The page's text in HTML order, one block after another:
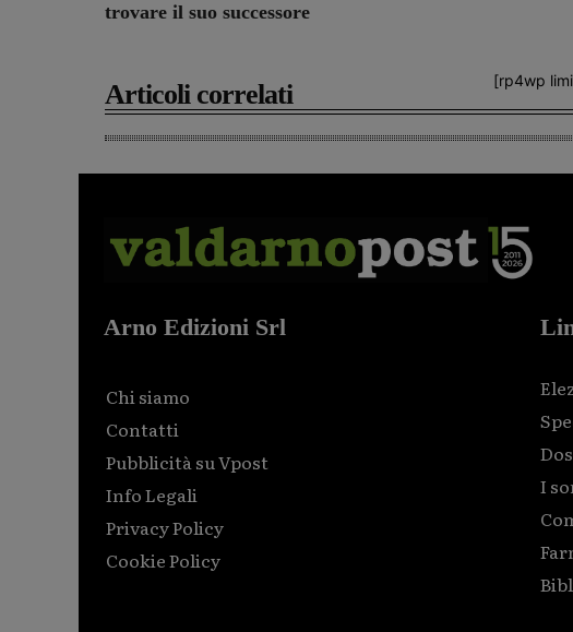
trovare il suo successore
[rp4wp
Articoli correlati
Arno Edizioni Srl
Chi siamo
Contatti
Pubblicità su Vpost
Info Legali
Privacy Policy
Cookie Policy
I